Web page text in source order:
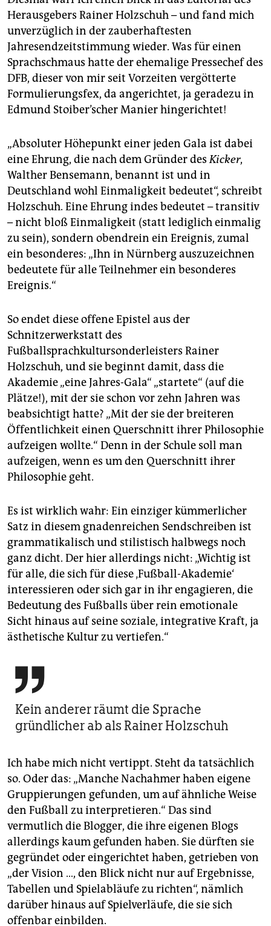
Herausgebers Rainer Holzschuh – und fand mich
unverzüglich in der zauberhaftesten
Jahresendzeitstimmung wieder. Was für einen
Sprachschmaus hatte der ehemalige Pressechef des
DFB, dieser von mir seit Vorzeiten vergötterte
Formulierungsfex, da angerichtet, ja geradezu in
Edmund Stoiber’scher Manier hingerichtet!
„Absoluter Höhepunkt einer jeden Gala ist dabei
eine Ehrung, die nach dem Gründer desKicker,
Walther Bensemann, benannt ist und in
Deutschland wohl Einmaligkeit bedeutet“, schreibt
Holzschuh. Eine Ehrung indes bedeutet – transitiv
– nicht bloß Einmaligkeit (statt lediglich einmalig
zu sein), sondern obendrein ein Ereignis, zumal
ein besonderes: „Ihn in Nürnberg auszuzeichnen
bedeutete für alle Teilnehmer ein besonderes
Ereignis.“
So endet diese offene Epistel aus der
Schnitzerwerkstatt des
Fußballsprachkultursonderleisters Rainer
Holzschuh, und sie beginnt damit, dass die
Akademie „eine Jahres-Gala“ „startete“ (auf die
Plätze!), mit der sie schon vor zehn Jahren was
beabsichtigt hatte? „Mit der sie der breiteren
Öffentlichkeit einen Querschnitt ihrer Philosophie
aufzeigen wollte.“ Denn in der Schule soll man
aufzeigen, wenn es um den Querschnitt ihrer
Philosophie geht.
Es ist wirklich wahr: Ein einziger kümmerlicher
Satz in diesem gnadenreichen Sendschreiben ist
grammatikalisch und stilistisch halbwegs noch
ganz dicht. Der hier allerdings nicht: „Wichtig ist
für alle, die sich für diese ‚Fußball-Akademie‘
interessieren oder sich gar in ihr engagieren, die
Bedeutung des Fußballs über rein emotionale
Sicht hinaus auf seine soziale, integrative Kraft, ja
ästhetische Kultur zu vertiefen.“

Kein anderer räumt die Sprache
gründlicher ab als Rainer Holzschuh
Ich habe mich nicht vertippt. Steht da tatsächlich
so. Oder das: „Manche Nachahmer haben eigene
Gruppierungen gefunden, um auf ähnliche Weise
den Fußball zu interpretieren.“ Das sind
vermutlich die Blogger, die ihre eigenen Blogs
allerdings kaum gefunden haben. Sie dürften sie
gegründet oder eingerichtet haben, getrieben von
„der Vision …, den Blick nicht nur auf Ergebnisse,
Tabellen und Spielabläufe zu richten“, nämlich
darüber hinaus auf Spielverläufe, die sie sich
offenbar einbilden.